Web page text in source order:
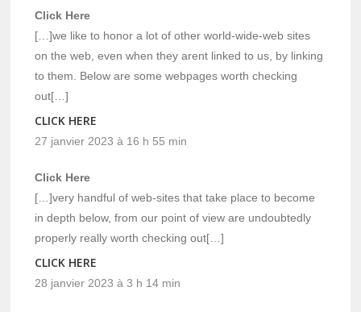
Click Here
[…]we like to honor a lot of other world-wide-web sites
on the web, even when they arent linked to us, by linking
to them. Below are some webpages worth checking
out[…]
CLICK HERE
27 janvier 2023 à 16 h 55 min
Click Here
[…]very handful of web-sites that take place to become
in depth below, from our point of view are undoubtedly
properly really worth checking out[…]
CLICK HERE
28 janvier 2023 à 3 h 14 min